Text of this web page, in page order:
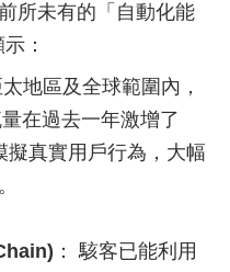
所未有的「自動化能
：
地區及全球範圍內，
在過去一年激增了
擬真實用戶行為，大幅
： 駭客已能利用